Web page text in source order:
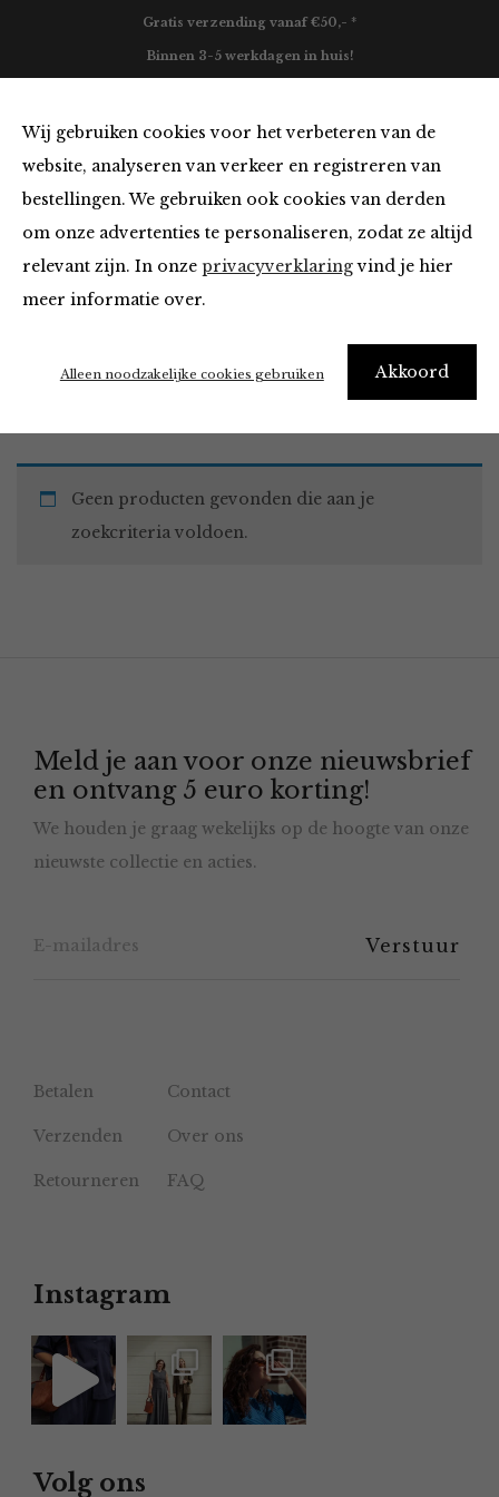
Wij gebruiken cookies voor het verbeteren van de
website, analyseren van verkeer en registreren van
bestellingen. We gebruiken ook cookies van derden
om onze advertenties te personaliseren, zodat ze altijd
relevant zijn. In onze privacyverklaringvind je hier
meer informatie over.
Akkoord
Alleen noodzakelijke cookies gebruiken
Gratis verzending vanaf €50,- *
Binnen 3-5 werkdagen in huis!
Must Haves
Home Winkel Accessoires Must Haves
Geen producten gevonden die aan je
zoekcriteria voldoen.
Meld je aan voor onze nieuwsbrief
en ontvang 5 euro korting!
We houden je graag wekelijks op de hoogte van onze
nieuwste collectie en acties.
Betalen Contact
Verzenden Over ons
Retourneren FAQ
Instagram
Volg ons